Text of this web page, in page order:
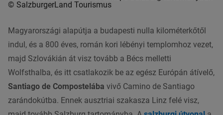
© SalzburgerLand Tourismus
Magyarországi alapútja a budapesti nulla kilométerkőtől
indul, és a 800 éves, román kori lébényi templomhoz vezet,
majd Szlovákián át visz tovább a Bécs melletti
Wolfsthalba, és itt csatlakozik be az egész Európán átívelő,
Santiago de Compostelába vivő Camino de Santiago
zarándokútba. Ennek ausztriai szakasza Linz felé visz,